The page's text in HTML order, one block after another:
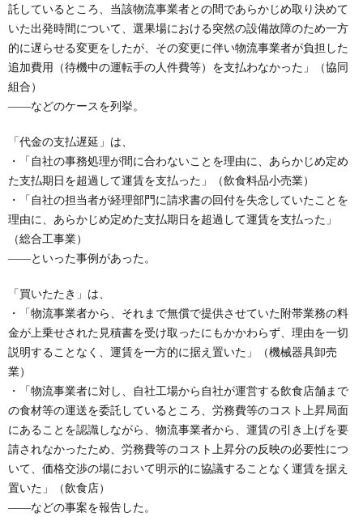
託しているところ、当該物流事業者との間であらかじめ取り決めて
いた出発時間について、選果場における突然の設備故障のため一方
的に遅らせる変更をしたが、その変更に伴い物流事業者が負担した
追加費用（待機中の運転手の人件費等）を支払わなかった」（協同
組合）
――などのケースを列挙。
「代金の支払遅延」は、
・「自社の事務処理が間に合わないことを理由に、あらかじめ定め
た支払期日を超過して運賃を支払った」（飲食料品小売業）
・「自社の担当者が経理部門に請求書の回付を失念していたことを
理由に、あらかじめ定めた支払期日を超過して運賃を支払った」
（総合工事業）
――といった事例があった。
「買いたたき」は、
・「物流事業者から、それまで無償で提供させていた附帯業務の料
金が上乗せされた見積書を受け取ったにもかかわらず、理由を一切
説明することなく、運賃を一方的に据え置いた」（機械器具卸売
業）
・「物流事業者に対し、自社工場から自社が運営する飲食店舗まで
の食材等の運送を委託しているところ、労務費等のコスト上昇局面
にあることを認識しながら、物流事業者から、運賃の引き上げを要
請されなかったため、労務費等のコスト上昇分の反映の必要性につ
いて、価格交渉の場において明示的に協議することなく運賃を据え
置いた」（飲食店）
――などの事案を報告した。